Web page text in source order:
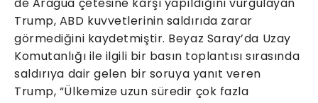
Trump, ABD kuvvetlerinin saldırıda zarar
görmediğini kaydetmiştir. Beyaz Saray’da Uzay
Komutanlığı ile ilgili bir basın toplantısı sırasında
saldırıya dair gelen bir soruya yanıt veren
Trump, “Ülkemize uzun süredir çok fazla